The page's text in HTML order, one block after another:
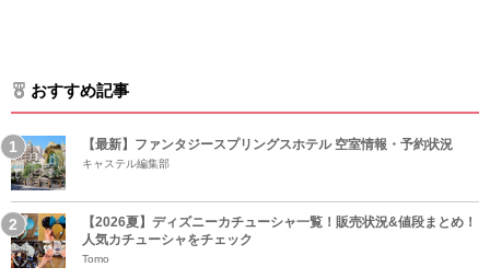
おすすめ記事
【最新】ファンタジースプリングスホテル 空室情報・予約状況
キャステル編集部
【2026夏】ディズニーカチューシャ一覧！販売状況&値段まとめ！
人気カチューシャをチェック
Tomo